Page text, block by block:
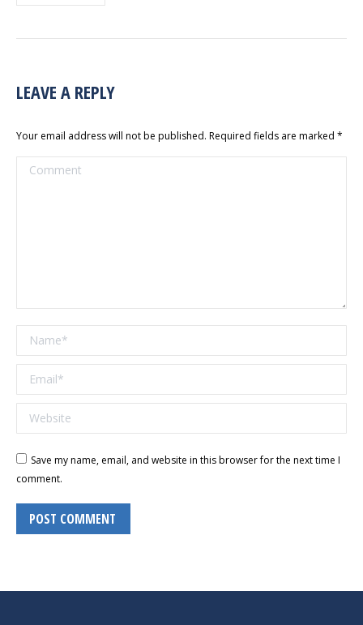
LEAVE A REPLY
Your email address will not be published. Required fields are marked *
Comment
Name *
Email *
Website
Save my name, email, and website in this browser for the next time I
comment.
POST COMMENT